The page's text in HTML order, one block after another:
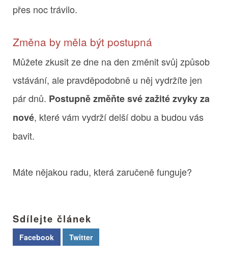
přes noc trávilo.
Změna by měla být postupná
Můžete zkusit ze dne na den změnit svůj způsob
vstávání, ale pravděpodobně u něj vydržíte jen
pár dnů. Postupně změňte své zažité zvyky za
nové, které vám vydrží delší dobu a budou vás
bavit.
Máte nějakou radu, která zaručeně funguje?
Sdílejte článek
Facebook Twitter